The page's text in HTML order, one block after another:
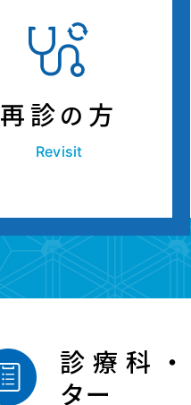
再診の 方
Revisit
診療科
ター